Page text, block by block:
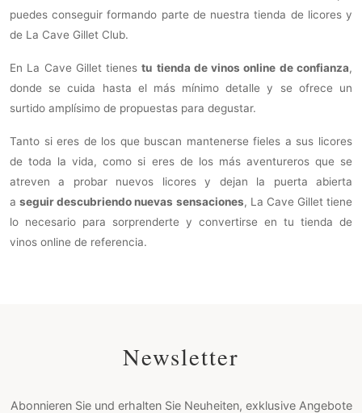
puedes conseguir formando parte de nuestra tienda de licores y
de La Cave Gillet Club.
En La Cave Gillet tienestu tienda de vinos online de confianza,
donde se cuida hasta el más mínimo detalle y se ofrece un
surtido amplísimo de propuestas para degustar.
Tanto si eres de los que buscan mantenerse fieles a sus licores
de toda la vida, como si eres de los más aventureros que se
atreven a probar nuevos licores y dejan la puerta abierta
aseguir descubriendo nuevas sensaciones, La Cave Gillet tiene
lo necesario para sorprenderte y convertirse en tu tienda de
vinos online de referencia.
Newsletter
Abonnieren Sie und erhalten Sie Neuheiten, exklusive Angebote